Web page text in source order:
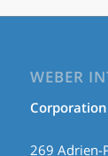
WEBER
269 Adrien-